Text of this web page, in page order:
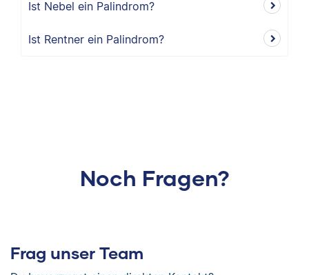
Ist Nebel ein Palindrom?
Ist Rentner ein Palindrom?
Noch Fragen?
Frag unser Team